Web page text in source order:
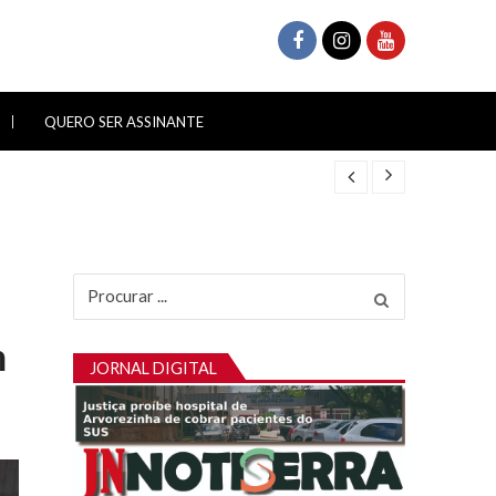
QUERO SER ASSINANTE
por:
JORNAL DIGITAL